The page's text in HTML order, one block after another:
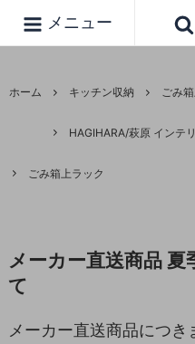
メニュー
ホーム キッチン収納 ごみ
HAGIHARA/萩原 インテ
ごみ箱上ラック
メーカー直送商品
て
メーカー直送商品につ